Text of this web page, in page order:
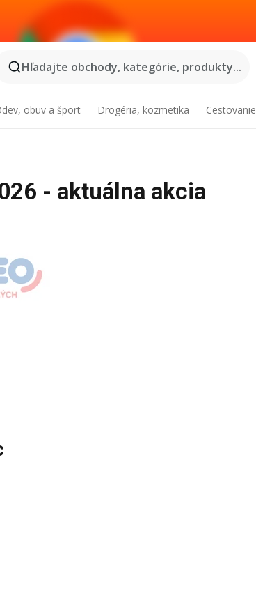
Hľadajte obchody, kategórie, produkty...
obuv a šport Drogéria, kozmetika Cestovanie
- aktuálna akcia